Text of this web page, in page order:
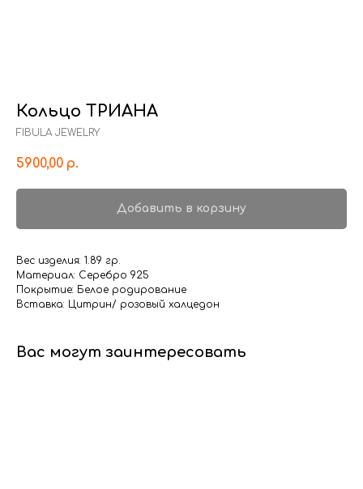
Кольцо ТРИАНА
FIBULA JEWELRY
5900,00 р.
Добавить в корзину
Вес изделия: 1.89 гр.
Материал: Серебро 925
Покрытие: Белое родирование
Вставка: Цитрин/ розовый халцедон
Вас могут заинтересовать